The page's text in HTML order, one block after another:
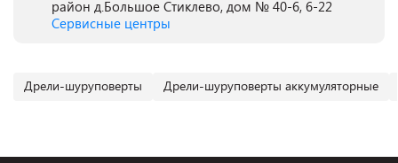
район д.Большое Стиклево, дом № 40-6, 6-22
Сервисные центры
Дрели-шуруповерты Дрели-шуруповерты аккумуляторные